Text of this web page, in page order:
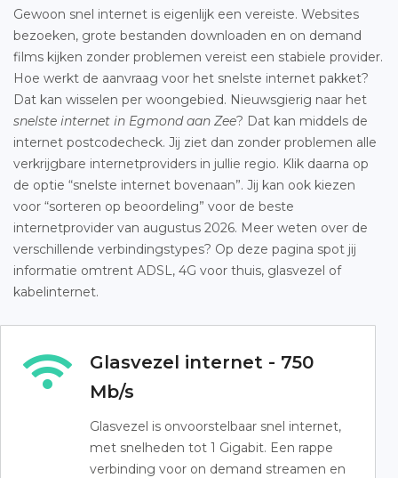
Gewoon snel internet is eigenlijk een vereiste. Websites
bezoeken, grote bestanden downloaden en on demand
films kijken zonder problemen vereist een stabiele provider.
Hoe werkt de aanvraag voor het snelste internet pakket?
Dat kan wisselen per woongebied. Nieuwsgierig naar het
snelste internet in Egmond aan Zee? Dat kan middels de
internet postcodecheck. Jij ziet dan zonder problemen alle
verkrijgbare internetproviders in jullie regio. Klik daarna op
de optie “snelste internet bovenaan”. Jij kan ook kiezen
voor “sorteren op beoordeling” voor de beste
internetprovider van augustus 2026. Meer weten over de
verschillende verbindingstypes? Op deze pagina spot jij
informatie omtrent ADSL, 4G voor thuis, glasvezel of
kabelinternet.
Glasvezel internet - 750
Mb/s
Glasvezel is onvoorstelbaar snel internet,
met snelheden tot 1 Gigabit. Een rappe
verbinding voor on demand streamen en